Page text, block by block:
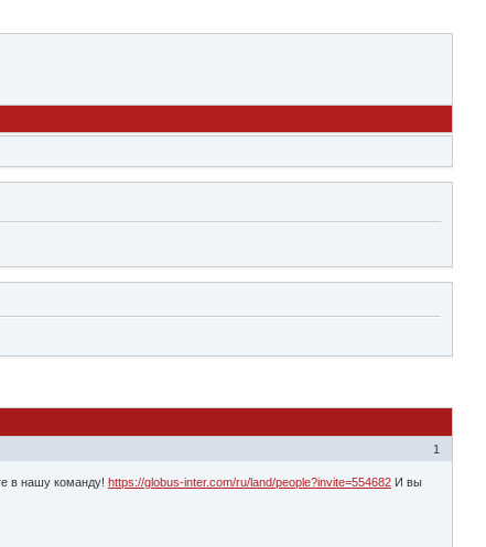
1
в нашу команду!https://globus-inter.com/ru/land/people?invite=554682 И вы